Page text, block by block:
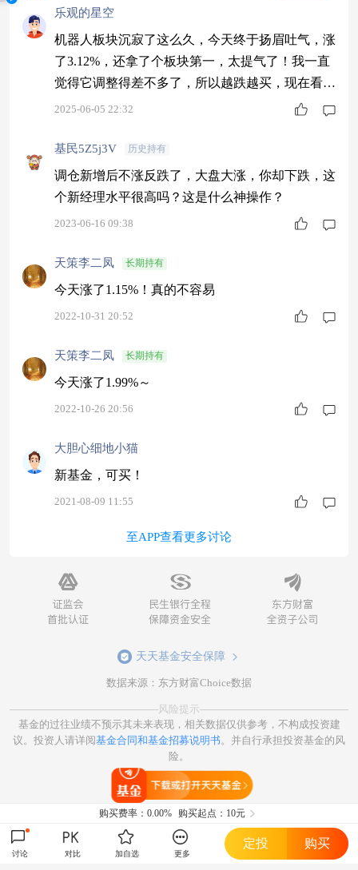
乐观的星空
机器人板块沉寂了这么久，今天终于扬眉吐气，涨
了3.12%，还拿了个板块第一，太提气了！我一直
觉得它调整得差不多了，所以越跌越买，现在看来
是对的。我选的是方正家的机器人主题基金，经理
信泓混合C$
2025-06-05 22:32
基民5Z5j3V 历史持有
调仓新增后不涨反跌了，大盘大涨，你却下跌，这
个新经理水平很高吗？这是什么神操作？
2023-06-16 09:38
天策李二凤 长期持有
今天涨了1.15%！真的不容易
2022-10-31 20:52
天策李二凤 长期持有
今天涨了1.99%～
2022-10-26 20:56
大胆心细地小猫
新基金，可买！
2021-08-09 11:55
至APP查看更多讨论
天天基金安全保障
数据来源：东方财富Choice数据
风险提示
基金的过往业绩不预示其未来表现，相关数据仅供参考，不构成投资建
议。投资人请详阅基金合同和基金招募说明书。并自行承担投资基金的风
险。
购买费率： 0.00% 购买起点：10元
讨论 对比 加自选 更多
定投 购买
打开天天基金